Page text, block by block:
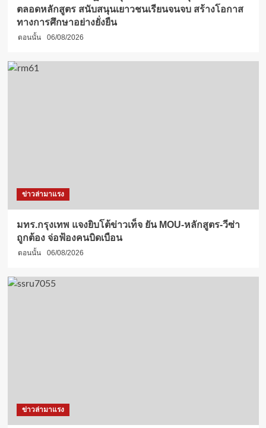
ตลอดหลักสูตร สนับสนุนเยาวชนเรียนจนจบ สร้างโอกาส
ทางการศึกษาอย่างยั่งยืน
ตอนนั้น 06/08/2026
ข่าวล่ามาแรง
มทร.กรุงเทพ แจงยิบโต้ข่าวเท็จ ยัน MOU-หลักสูตร-วีซ่า
ถูกต้อง จ่อฟ้องคนบิดเบือน
ตอนนั้น 06/08/2026
ข่าวล่ามาแรง